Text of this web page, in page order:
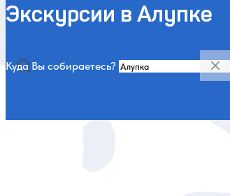
Экскурсии в Алупке
Куда Вы собираетесь?